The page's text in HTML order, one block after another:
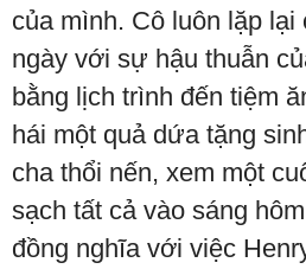
của mình. Cô luôn lặp lại
ngày với sự hậu thuẫn
bằng lịch trình đến tiệm
hái một quả dứa tặng
cha thổi nến, xem một
sạch tất cả vào sáng
đồng nghĩa với việc